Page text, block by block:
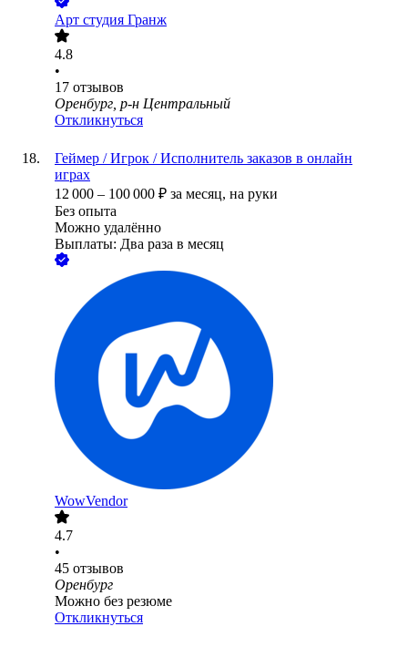
Арт студия Гранж
4.8
•
17 отзывов
Оренбург, р-н Центральный
Откликнуться
Геймер / Игрок / Исполнитель заказов в онлайн
играх
12 000 – 100 000 ₽ за месяц, на руки
Без опыта
Можно удалённо
Выплаты: Два раза в месяц
WowVendor
4.7
•
45 отзывов
Оренбург
Можно без резюме
Откликнуться